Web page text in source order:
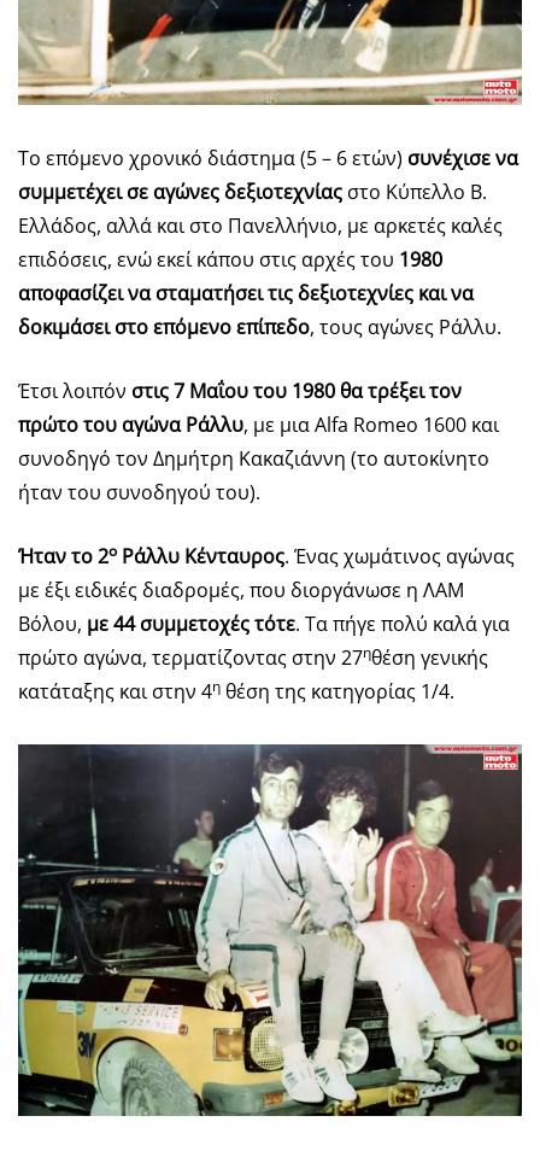
Το επόμενο χρονικό διάστημα (5 – 6 ετών) συνέχισε να
συμμετέχει σε αγώνες δεξιοτεχνίας στο Κύπελλο Β.
Ελλάδος, αλλά και στο Πανελλήνιο, με αρκετές καλές
επιδόσεις, ενώ εκεί κάπου στις αρχές του 1980
αποφασίζει να σταματήσει τις δεξιοτεχνίες και να
δοκιμάσει στο επόμενο επίπεδο, τους αγώνες Ράλλυ.
Έτσι λοιπόν στις 7 Μαΐου του 1980 θα τρέξει τον
πρώτο του αγώνα Ράλλυ, με μια Alfa Romeo 1600 και
συνοδηγό τον Δημήτρη Κακαζιάννη (το αυτοκίνητο
ήταν του συνοδηγού του).
Ήταν το 2ο Ράλλυ Κένταυρος. Ένας χωμάτινος αγώνας
με έξι ειδικές διαδρομές, που διοργάνωσε η ΛΑΜ
Βόλου, με 44 συμμετοχές τότε. Τα πήγε πολύ καλά για
πρώτο αγώνα, τερματίζοντας στην 27ηθέση γενικής
κατάταξης και στην 4η θέση της κατηγορίας 1/4.